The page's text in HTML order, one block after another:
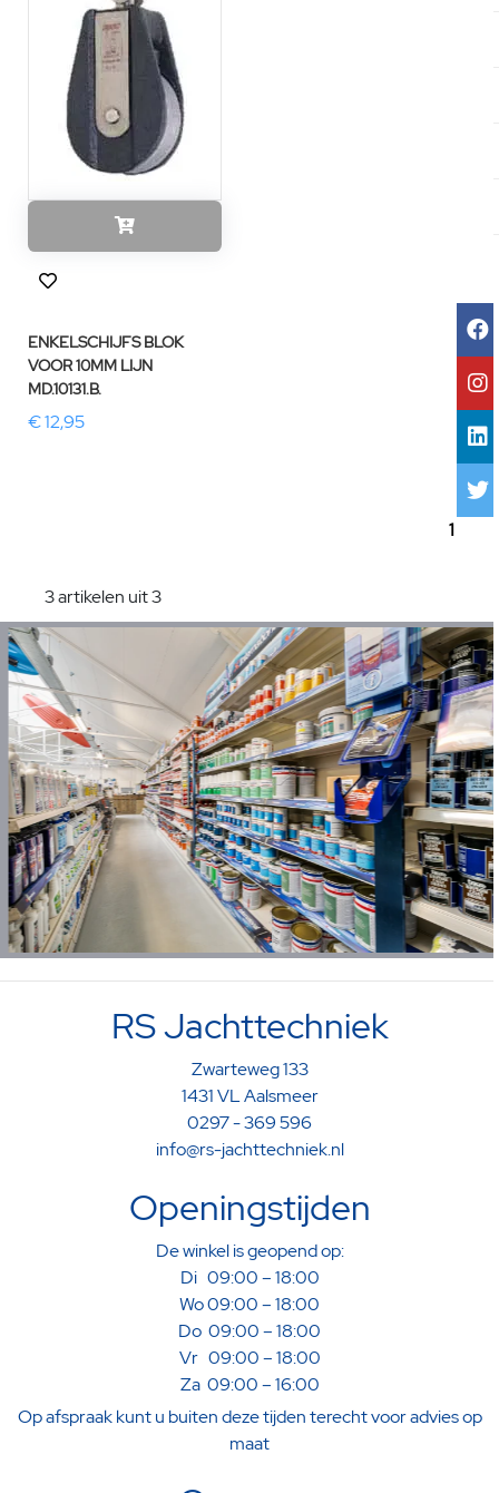
ENKELSCHIJFS BLOK
VOOR 10MM LIJN
MD.10131.B.
€ 12,95
1
3 artikelen uit 3
RS Jachttechniek
Zwarteweg 133
1431 VL Aalsmeer
0297 - 369 596
info@rs-jachttechniek.nl
Openingstijden
De winkel is geopend op:
Di 09:00 – 18:00
Wo 09:00 – 18:00
Do 09:00 – 18:00
Vr 09:00 – 18:00
Za 09:00 – 16:00
Op afspraak kunt u buiten deze tijden terecht voor advies op
maat